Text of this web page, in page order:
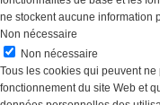
ne stockent aucune information
Non nécessaire
Non nécessaire
Tous les cookies qui peuvent
fonctionnement du site Web et